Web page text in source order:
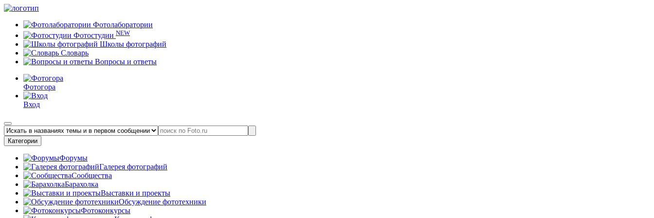
Фотолаборатории
Фотостудии NEW
Школы фотографий
Словарь
Вопросы и ответы
Фотогора
Вход
Категории
Форумы
Галерея фотографий
Сообщества
Барахолка
Выставки и проекты
Обсуждение фототехники
Фотоконкурсы